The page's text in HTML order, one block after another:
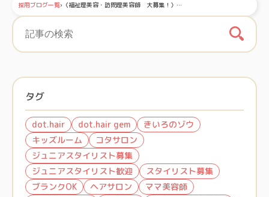
採用ブログ一覧› 〈福祉理美容・訪問理美容師 大募集！〉…
タグ
dot.hair dot.hair gem
きいろのゾウ
キッズルーム
コタサロン
ジュニアスタイリスト募集
ジュニアスタイリスト歓迎
スタイリスト募集
ブランクOK
ヘアサロン
ママ美容師